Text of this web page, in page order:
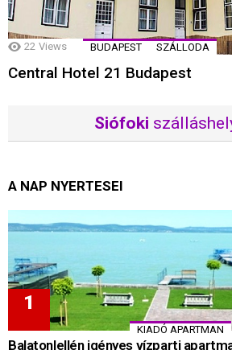
22 Views BUDAPEST SZÁLLODA
Central Hotel 21 Budapest
Siófoki
A NAP NYERTESEI
KIADÓ APARTMAN
Balatonlellén igényes vízparti